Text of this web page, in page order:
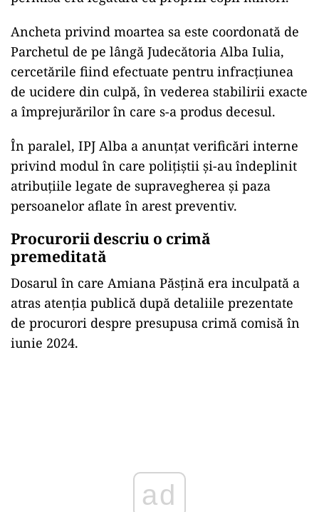
Ancheta privind moartea sa este coordonată de
Parchetul de pe lângă Judecătoria Alba Iulia,
cercetările fiind efectuate pentru infracțiunea
de ucidere din culpă, în vederea stabilirii exacte
a împrejurărilor în care s-a produs decesul.
În paralel, IPJ Alba a anunțat verificări interne
privind modul în care polițiștii și-au îndeplinit
atribuțiile legate de supravegherea și paza
persoanelor aflate în arest preventiv.
Procurorii descriu o crimă
premeditată
Dosarul în care Amiana Păsțină era inculpată a
atras atenția publică după detaliile prezentate
de procurori despre presupusa crimă comisă în
iunie 2024.
ad